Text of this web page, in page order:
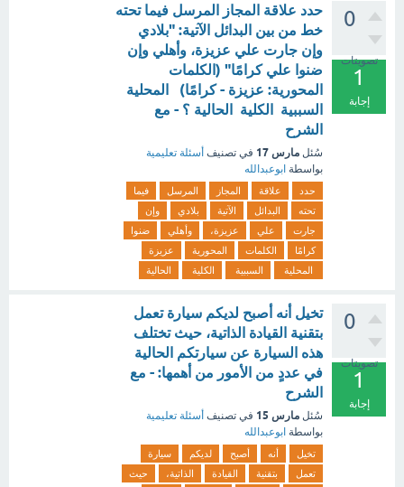
0
تصويتات
1
إجابة
حدد علاقة المجاز المرسل فيما تحته
خط من بين البدائل الآتية: "بلادي
وإن جارت علي عزيزة، وأهلي وإن
ضنوا علي كرامًا" (الكلمات
المحورية: عزيزة - كرامًا) المحلية
السببية الكلية الحالية ؟ - مع
الشرح
سُئل مارس 17 في تصنيف أسئلة تعليمية
بواسطة ابوعبدالله
حدد علاقة المجاز المرسل
فيما
تحته
البدائل الآتية بلادي
وإن
جارت
علي عزيزة، وأهلي
ضنوا
كرامًا
الكلمات المحورية
عزيزة
المحلية
السببية الكلية الحالية
0
تصويتات
1
إجابة
تخيل أنه أصبح لديكم سيارة تعمل
بتقنية القيادة الذاتية، حيث تختلف
هذه السيارة عن سيارتكم الحالية
في عددٍ من الأمور من أهمها: - مع
الشرح
سُئل مارس 15 في تصنيف أسئلة تعليمية
بواسطة ابوعبدالله
تخيل أنه أصبح لديكم
سيارة
تعمل
بتقنية القيادة الذاتية،
حيث